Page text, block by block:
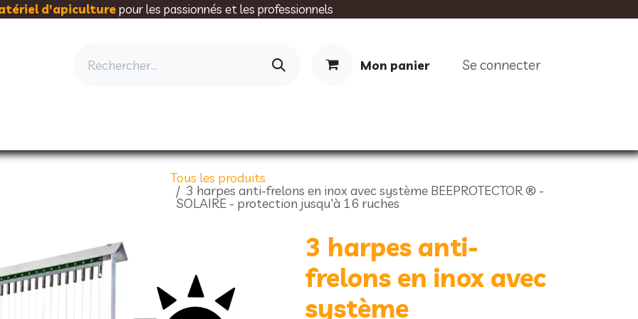
d'apiculturepour les passionnés et les professionnels
Mon panier Se connecter
Tous les produits
3 harpes anti-frelons en inox avec système BEEPROTECTOR ® -
SOLAIRE - protection jusqu'à 16 ruches
3 harpes anti-
frelons en inox avec
système